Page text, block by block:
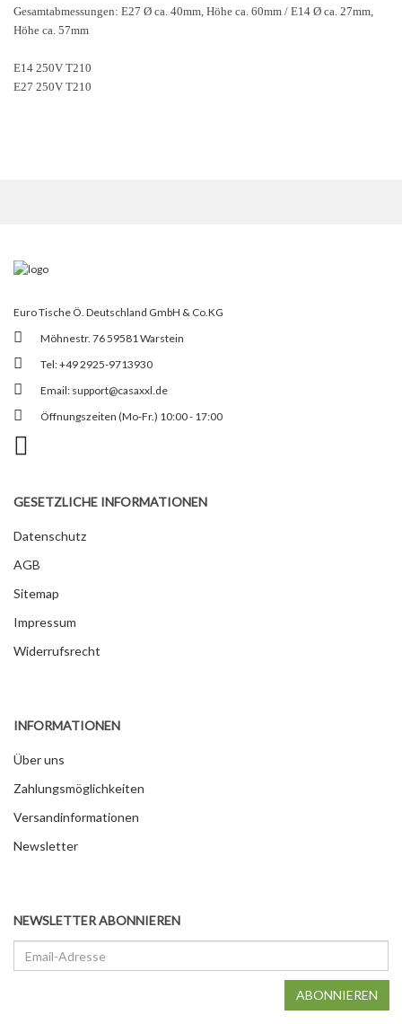
Gesamtabmessungen: E27 Ø ca. 40mm, Höhe ca. 60mm / E14 Ø ca. 27mm,
Höhe ca. 57mm
E14 250V T210
E27 250V T210
Euro Tische Ö. Deutschland GmbH & Co.KG
Möhnestr. 76 59581 Warstein
Tel: +49 2925-9713930
Email: support@casaxxl.de
Öffnungszeiten (Mo-Fr.) 10:00 - 17:00
GESETZLICHE INFORMATIONEN
Datenschutz
AGB
Sitemap
Impressum
Widerrufsrecht
INFORMATIONEN
Über uns
Zahlungsmöglichkeiten
Versandinformationen
Newsletter
NEWSLETTER ABONNIEREN
Adresse
ABONNIEREN